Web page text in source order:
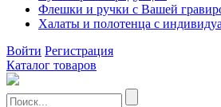
Флешки и ручки с Вашей
Халаты и полотенца с
Войти Регистрация
Каталог товаров